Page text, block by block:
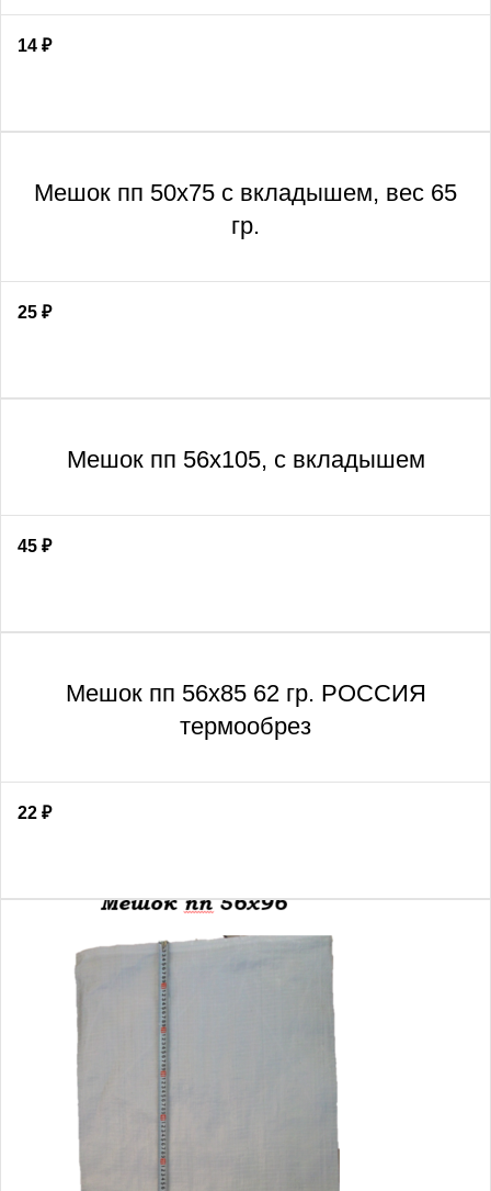
14 ₽
Мешок пп 50х75 с вкладышем, вес 65
гр.
25 ₽
Мешок пп 56х105, с вкладышем
45 ₽
Мешок пп 56х85 62 гр. РОССИЯ
термообрез
22 ₽